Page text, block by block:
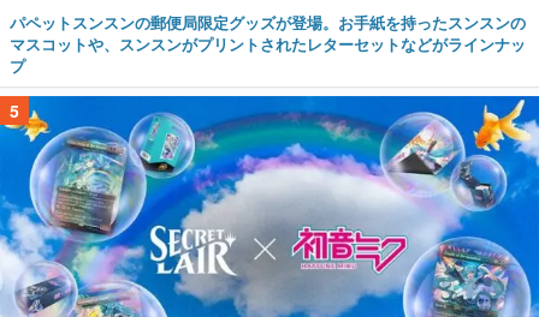
パペットスンスンの郵便局限定グッズが登場。お手紙を持ったスンスンの
マスコットや、スンスンがプリントされたレターセットなどがラインナッ
プ
5